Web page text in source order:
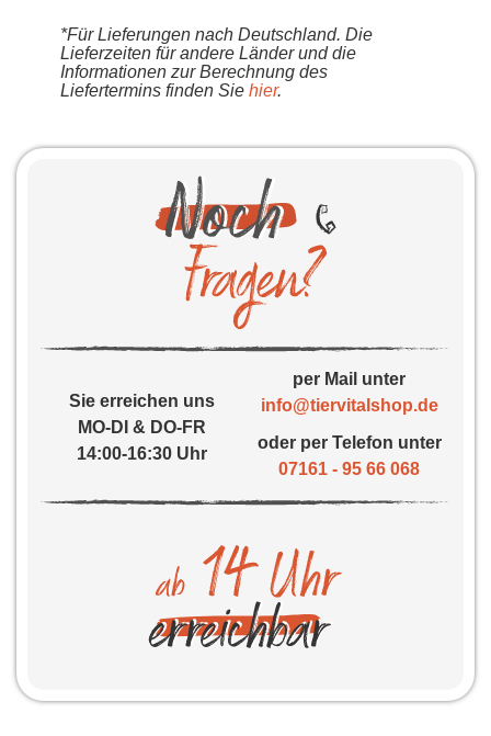
*Für Lieferungen nach Deutschland. Die
Lieferzeiten für andere Länder und die
Informationen zur Berechnung des
Liefertermins finden Sie hier.
Sie erreichen uns
MO-DI & DO-FR
14:00-16:30 Uhr
per Mail unter
info@tiervitalshop.de
oder per Telefon unter
07161 - 95 66 068